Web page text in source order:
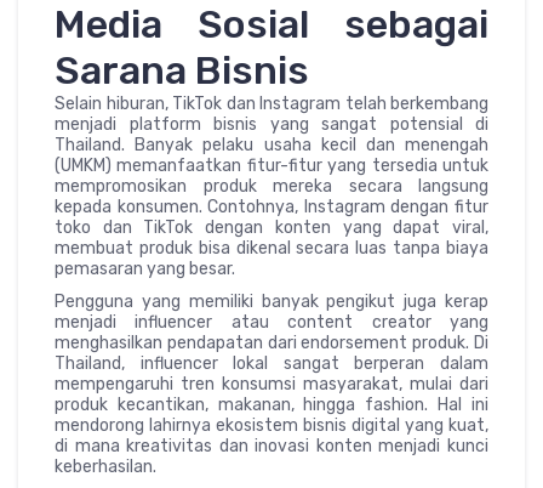
Media Sosial sebagai
Sarana Bisnis
Selain hiburan, TikTok dan Instagram telah berkembang
menjadi platform bisnis yang sangat potensial di
Thailand. Banyak pelaku usaha kecil dan menengah
(UMKM) memanfaatkan fitur-fitur yang tersedia untuk
mempromosikan produk mereka secara langsung
kepada konsumen. Contohnya, Instagram dengan fitur
toko dan TikTok dengan konten yang dapat viral,
membuat produk bisa dikenal secara luas tanpa biaya
pemasaran yang besar.
Pengguna yang memiliki banyak pengikut juga kerap
menjadi influencer atau content creator yang
menghasilkan pendapatan dari endorsement produk. Di
Thailand, influencer lokal sangat berperan dalam
mempengaruhi tren konsumsi masyarakat, mulai dari
produk kecantikan, makanan, hingga fashion. Hal ini
mendorong lahirnya ekosistem bisnis digital yang kuat,
di mana kreativitas dan inovasi konten menjadi kunci
keberhasilan.